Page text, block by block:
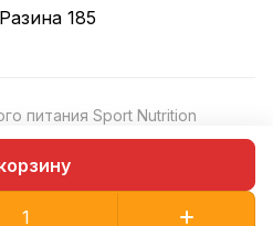
185
питания Sport Nutrition